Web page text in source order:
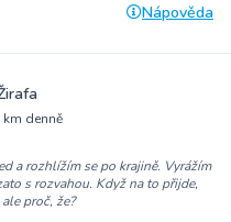
Nápověda
denně
a rozhlížím se po krajině. Vyrážím
s rozvahou. Když na to přijde,
proč, že?